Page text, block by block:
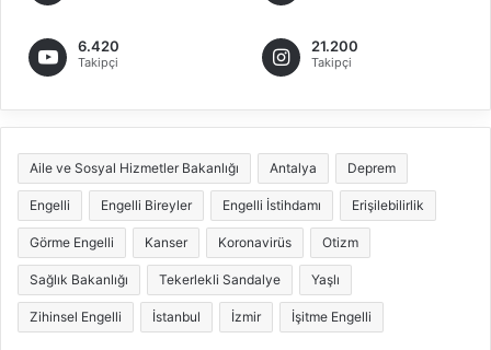
6.420
Takipçi
21.200
Takipçi
Aile ve Sosyal Hizmetler Bakanlığı Antalya Deprem
Engelli Engelli Bireyler Engelli İstihdamı Erişilebilirlik
Görme Engelli Kanser Koronavirüs Otizm
Sağlık Bakanlığı Tekerlekli Sandalye Yaşlı
Zihinsel Engelli İstanbul İzmir İşitme Engelli